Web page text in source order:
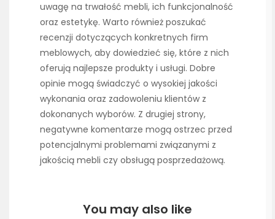
uwagę na trwałość mebli, ich funkcjonalność
oraz estetykę. Warto również poszukać
recenzji dotyczących konkretnych firm
meblowych, aby dowiedzieć się, które z nich
oferują najlepsze produkty i usługi. Dobre
opinie mogą świadczyć o wysokiej jakości
wykonania oraz zadowoleniu klientów z
dokonanych wyborów. Z drugiej strony,
negatywne komentarze mogą ostrzec przed
potencjalnymi problemami związanymi z
jakością mebli czy obsługą posprzedażową.
You may also like